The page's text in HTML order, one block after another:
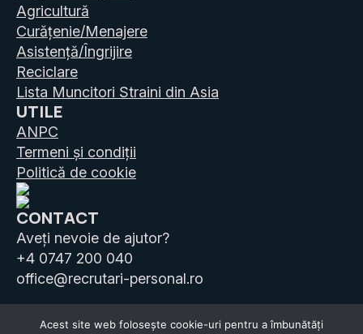
Agricultură
Curățenie/Menajere
Asistență/Îngrijire
Reciclare
Lista Muncitori Straini din Asia
UTILE
ANPC
Termeni și condiții
Politică de cookie
CONTACT
Aveți nevoie de ajutor?
+4 0747 200 040
office@recrutari-personal.ro
Acest site web folosește cookie-uri pentru a îmbunătăți